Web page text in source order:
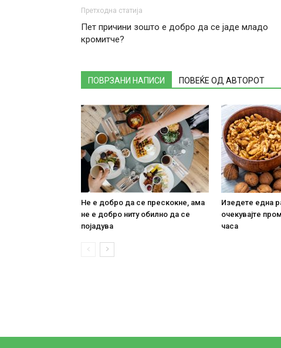
Претходна статија
Пет причини зошто е добро да се јаде младо
кромитче?
ПОВРЗАНИ НАПИСИ ПОВЕЌЕ ОД АВТОРОТ
Не е добро да се прескокне, ама
не е добро ниту обилно да се
појадува
Изедете една
очекувајте
часа